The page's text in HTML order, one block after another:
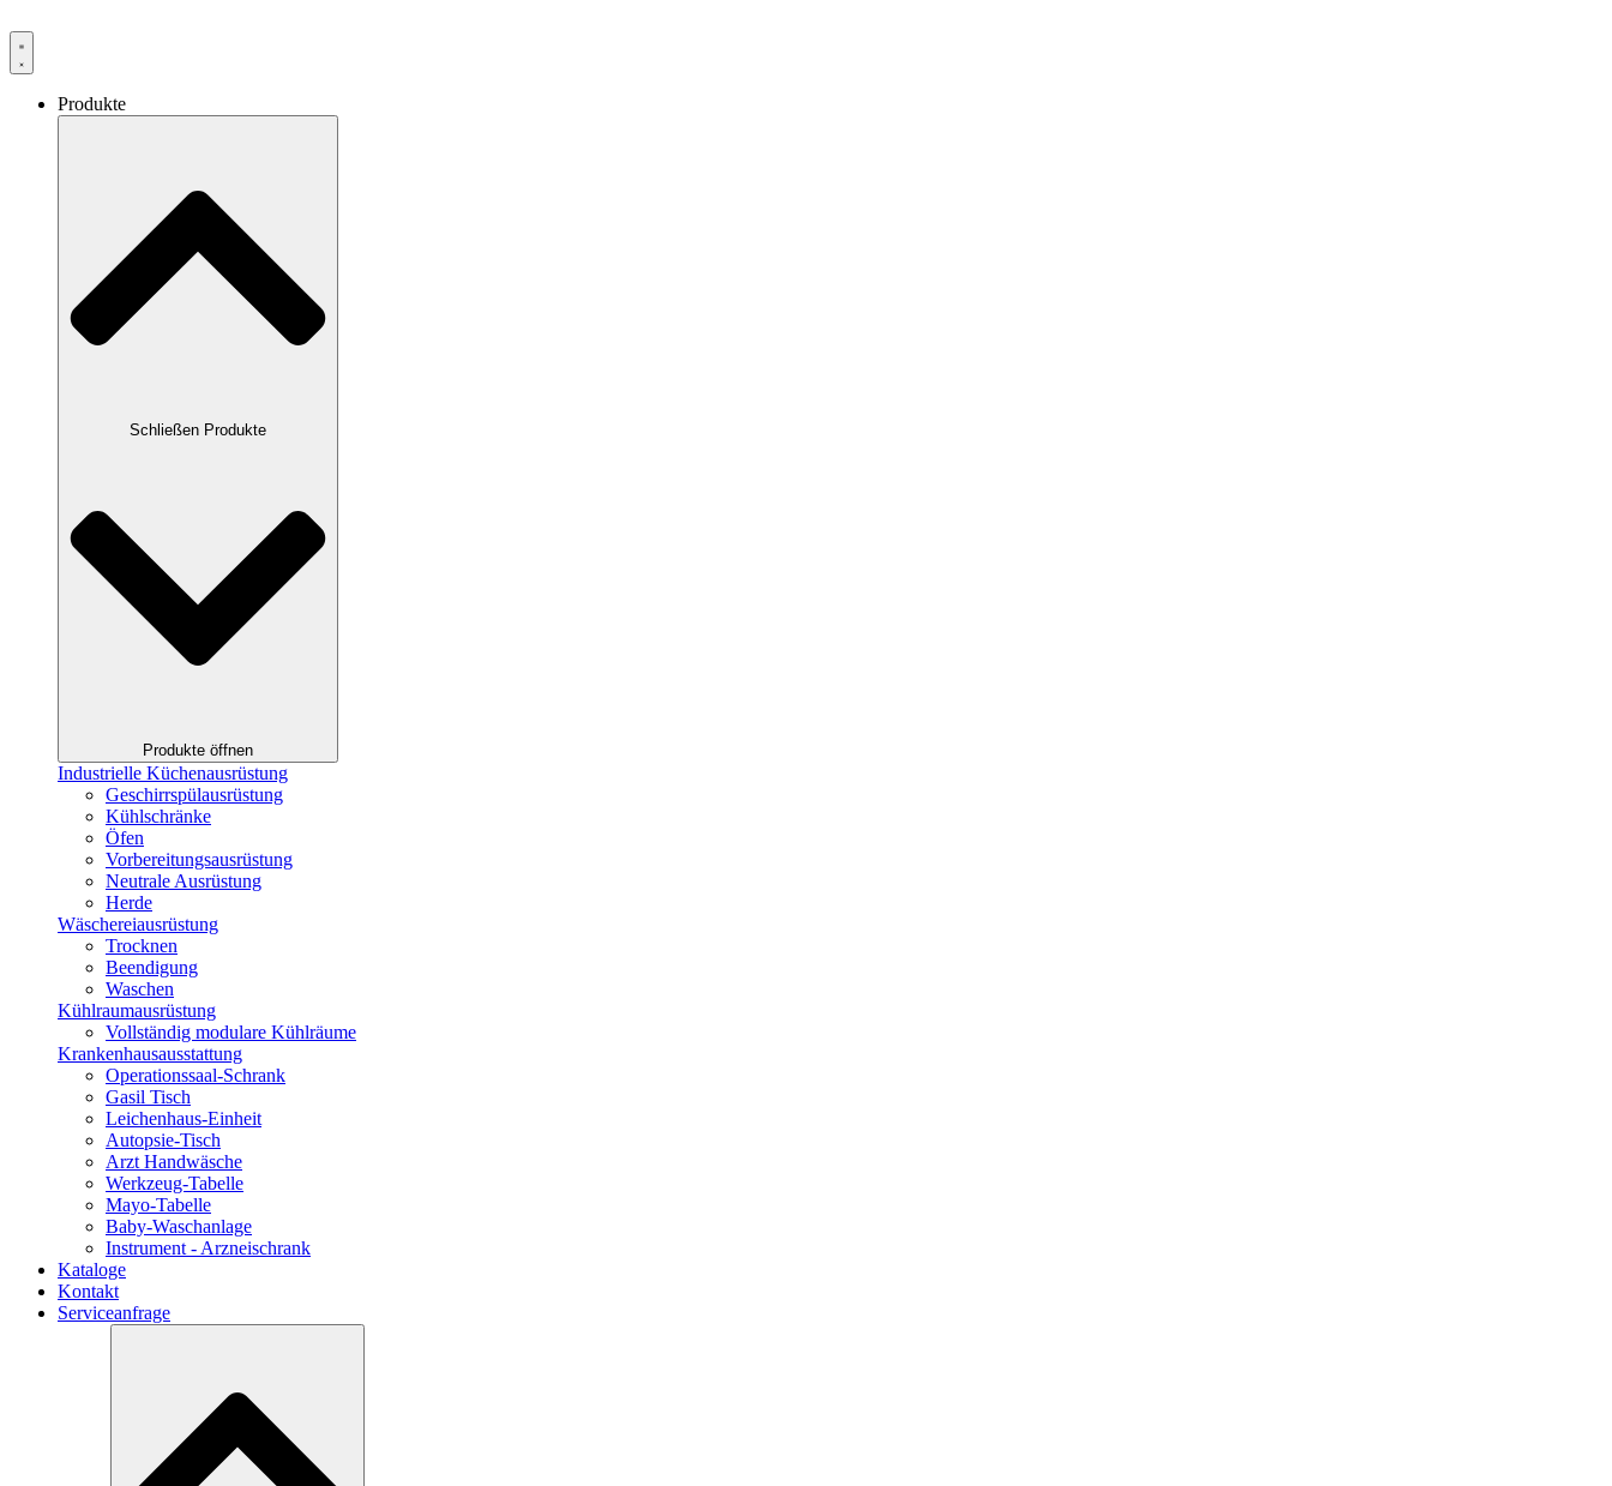
Produkte
Schließen Produkte
Produkte öffnen
Industrielle Küchenausrüstung
Geschirrspülausrüstung
Kühlschränke
Öfen
Vorbereitungsausrüstung
Neutrale Ausrüstung
Herde
Wäschereiausrüstung
Trocknen
Beendigung
Waschen
Kühlraumausrüstung
Vollständig modulare Kühlräume
Krankenhausausstattung
Operationssaal-Schrank
Gasil Tisch
Leichenhaus-Einheit
Autopsie-Tisch
Arzt Handwäsche
Werkzeug-Tabelle
Mayo-Tabelle
Baby-Waschanlage
Instrument - Arzneischrank
Kataloge
Kontakt
Serviceanfrage